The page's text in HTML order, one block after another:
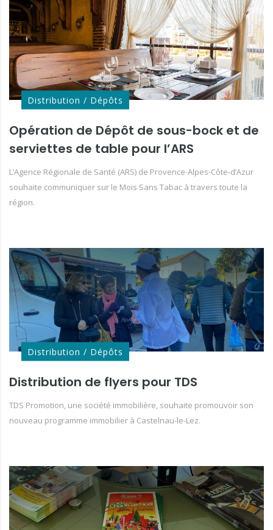
Distribution / Dépôts
Opération de Dépôt de sous-bock et de
serviettes de table pour l’ARS
L’Agence Régionale de Santé (ARS) de Provence-Alpes-Côte-d’Azur
souhaite communiquer sur le Mois Sans Tabac à travers toute la
région.
Distribution / Dépôts
Distribution de flyers pour TDS
TDS Promotion, une société immobilière, souhaite promouvoir son
nouveau programme immobilier à Castelnau-le-Lez.